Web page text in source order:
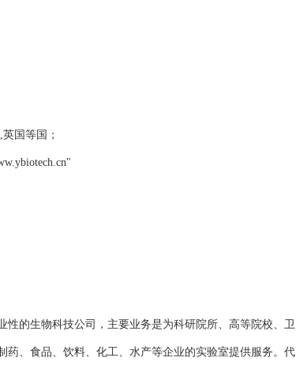
国等国；
的生物科技公司，主要业务是为科研院所、高等院校、卫
药、食品、饮料、化工、水产等企业的实验室提供服务。代